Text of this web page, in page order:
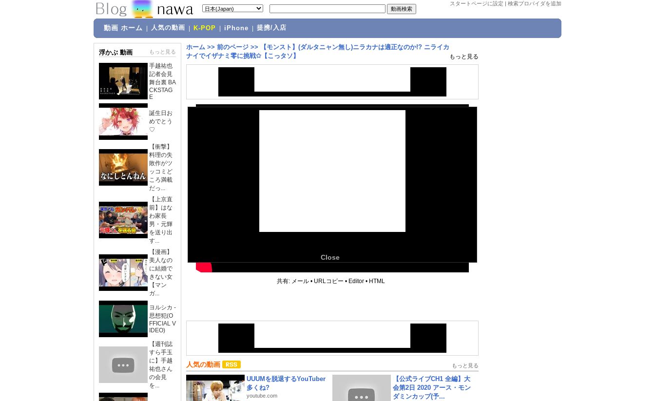
スタートページに設定 | 検索プロバイダを追加
動画 ホーム 人気の動画 K-POP iPhone 提携/入店
浮かぶ 動画 もっと見る
手越祐也
記者会見
舞台裏 BA
CKSTAG
E
誕生日お
めでとう
♡
【衝撃】
料理の失
敗作がツ
ッコミど
ころ満載
だっ...
【上京直
前】はな
わ家長
男・元輝
を送り出
す...
【漫画】
美人なの
に結婚で
きない女
【マン
ガ...
ヨルシカ -
思想犯(O
FFICIAL V
IDEO)
【週刊誌
すら手玉
に】手越
祐也さん
の会見
を...
ホーム >> 前のページ >>
【モンスト】(ダルタニャン無し)ニラカナは適正なのか!? ニライカ
ナイでイザナミ零に挑戦✩【こっタソ】
もっと見る
Close
共有: メール • URLコピー • Editor • HTML
人気の動画 もっと見る
UUUMを脱退するYouTuber
多くね?
youtube.com
【公式ライブCH1 全編】大
会第2日 2020 アース・モン
ダミンカップ(予...